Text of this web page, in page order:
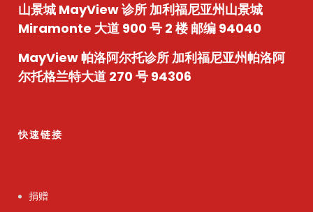
山景城 MayView 诊所加利福尼亚州山景城
Miramonte 大道 900 号 2 楼 邮编 94040
MayView 帕洛阿尔托诊所加利福尼亚州帕洛阿
尔托格兰特大道 270 号 94306
快速链接
捐赠